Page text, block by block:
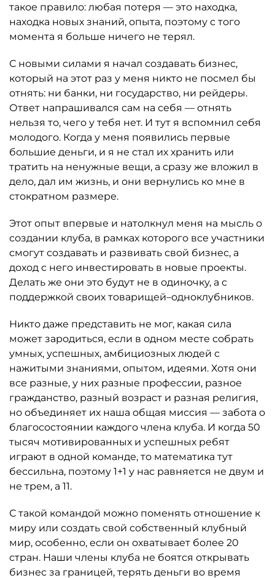
такое правило: любая потеря — это находка,
находка новых знаний, опыта, поэтому с того
момента я больше ничего не терял.
С новыми силами я начал создавать бизнес,
который на этот раз у меня никто не посмел бы
отнять: ни банки, ни государство, ни рейдеры.
Ответ напрашивался сам на себя — отнять
нельзя то, чего у тебя нет. И тут я вспомнил себя
молодого. Когда у меня появились первые
большие деньги, и я не стал их хранить или
тратить на ненужные вещи, а сразу же вложил в
дело, дал им жизнь, и они вернулись ко мне в
стократном размере.
Этот опыт впервые и натолкнул меня на мысль о
создании клуба, в рамках которого все участники
смогут создавать и развивать свой бизнес, а
доход с него инвестировать в новые проекты.
Делать же они это будут не в одиночку, а с
поддержкой своих товарищей–одноклубников.
Никто даже представить не мог, какая сила
может зародиться, если в одном месте собрать
умных, успешных, амбициозных людей с
нажитыми знаниями, опытом, идеями. Хотя они
все разные, у них разные профессии, разное
гражданство, разный возраст и разная религия,
но объединяет их наша общая миссия — забота о
благосостоянии каждого члена клуба. И когда 50
тысяч мотивированных и успешных ребят
играют в одной команде, то математика тут
бессильна, поэтому 1+1 у нас равняется не двум и
не трем, а 11.
С такой командой можно поменять отношение к
миру или создать свой собственный клубный
мир, особенно, если он охватывает более 20
стран. Наши члены клуба не боятся открывать
бизнес за границей, терять деньги во время